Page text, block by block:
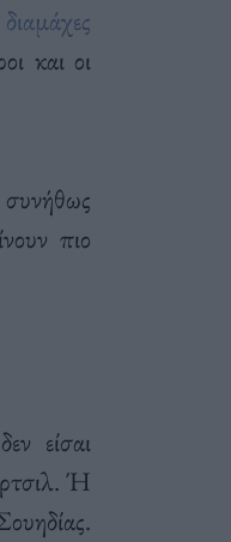
διαμάχες
και οι
συνήθως
πιο
είσαι
Ή